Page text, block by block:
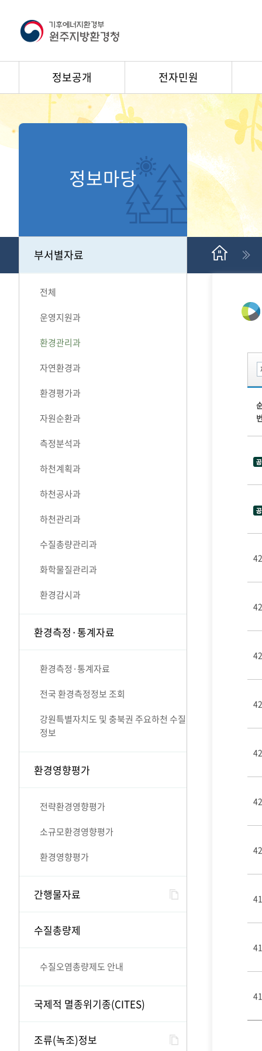
정보공개 전자민원
정보마당
부서별자료
전체
운영지원과
환경관리과
자연환경과
환경평가과
자원순환과
측정분석과
하천계획과
하천공사과
하천관리과
수질총량관리과
화학물질관리과
환경감시과
환경측정·통계자료
환경측정·통계자료
전국 환경측정정보 조회
강원특별자치도 및 충북권 주요하천 수질
정보
환경영향평가
전략환경영향평가
소규모환경영향평가
환경영향평가
간행물자료
수질총량제
수질오염총량제도 안내
국제적 멸종위기종(CITES)
조류(녹조)정보
번